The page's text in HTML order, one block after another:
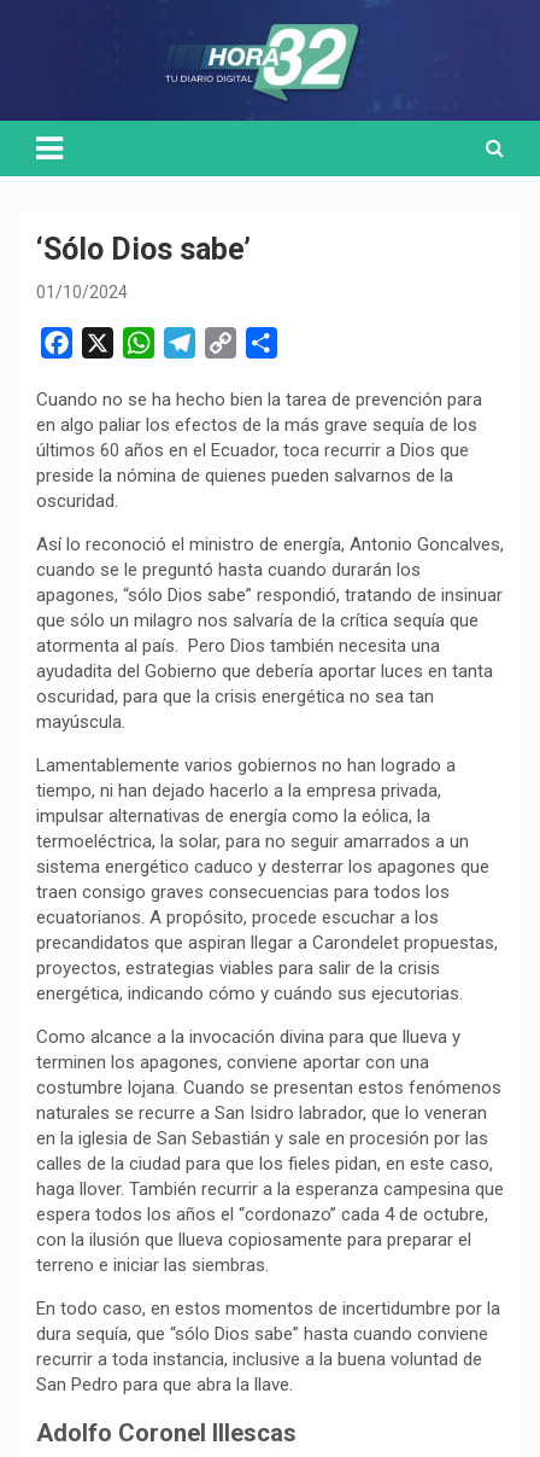
‘Sólo Dios sabe’
01/10/2024
c
e
b
o
k
W
a
t
s
p
l
e
g
m
p
y
L
k
m
p
a
i
r
Cuando no se ha hecho bien la tarea de prevención para
en algo paliar los efectos de la más grave sequía de los
últimos 60 años en el Ecuador, toca recurrir a Dios que
preside la nómina de quienes pueden salvarnos de la
oscuridad.
Así lo reconoció el ministro de energía, Antonio Goncalves,
cuando se le preguntó hasta cuando durarán los
apagones, “sólo Dios sabe” respondió, tratando de insinuar
que sólo un milagro nos salvaría de la crítica sequía que
atormenta al país. Pero Dios también necesita una
ayudadita del Gobierno que debería aportar luces en tanta
oscuridad, para que la crisis energética no sea tan
mayúscula.
Lamentablemente varios gobiernos no han logrado a
tiempo, ni han dejado hacerlo a la empresa privada,
impulsar alternativas de energía como la eólica, la
termoeléctrica, la solar, para no seguir amarrados a un
sistema energético caduco y desterrar los apagones que
traen consigo graves consecuencias para todos los
ecuatorianos. A propósito, procede escuchar a los
precandidatos que aspiran llegar a Carondelet propuestas,
proyectos, estrategias viables para salir de la crisis
energética, indicando cómo y cuándo sus ejecutorias.
Como alcance a la invocación divina para que llueva y
terminen los apagones, conviene aportar con una
costumbre lojana. Cuando se presentan estos fenómenos
naturales se recurre a San Isidro labrador, que lo veneran
en la iglesia de San Sebastián y sale en procesión por las
calles de la ciudad para que los fieles pidan, en este caso,
haga llover. También recurrir a la esperanza campesina que
espera todos los años el “cordonazo” cada 4 de octubre,
con la ilusión que llueva copiosamente para preparar el
terreno e iniciar las siembras.
En todo caso, en estos momentos de incertidumbre por la
dura sequía, que “sólo Dios sabe” hasta cuando conviene
recurrir a toda instancia, inclusive a la buena voluntad de
San Pedro para que abra la llave.
Adolfo Coronel Illescas